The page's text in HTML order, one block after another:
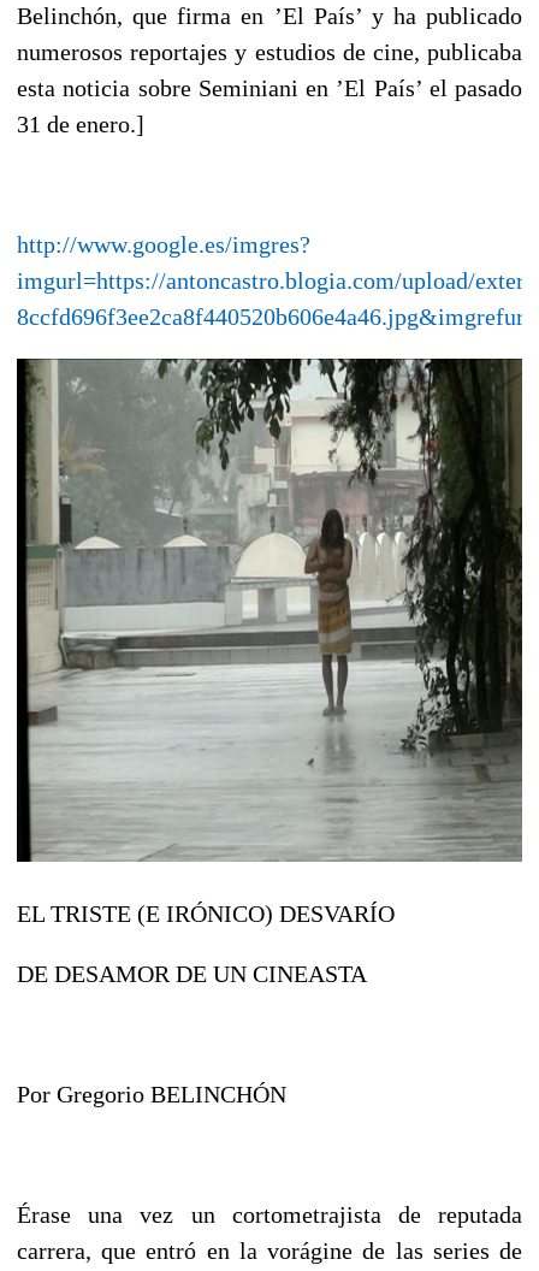
Belinchón, que firma en ’El País’ y ha publicado
numerosos reportajes y estudios de cine, publicaba
esta noticia sobre Seminiani en ’El País’ el pasado
31 de enero.]
http://www.google.es/imgres?
imgurl=https://antoncastro.blogia.com/upload/
EL TRISTE (E IRÓNICO) DESVARÍO
DE DESAMOR DE UN CINEASTA
Por Gregorio BELINCHÓN
Érase una vez un cortometrajista de reputada
carrera, que entró en la vorágine de las series de